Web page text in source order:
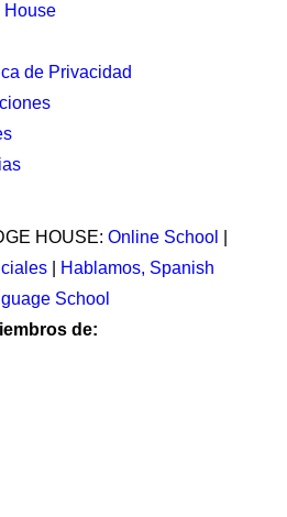
House
de Privacidad
HOUSE: Online School
|
Hablamos, Spanish
School
de: